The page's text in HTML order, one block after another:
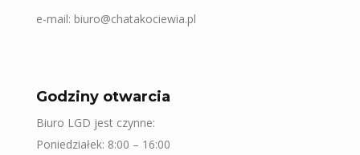
e-mail: biuro@chatakociewia.pl
Godziny otwarcia
Biuro LGD jest czynne:
Poniedziałek: 8:00 – 16:00